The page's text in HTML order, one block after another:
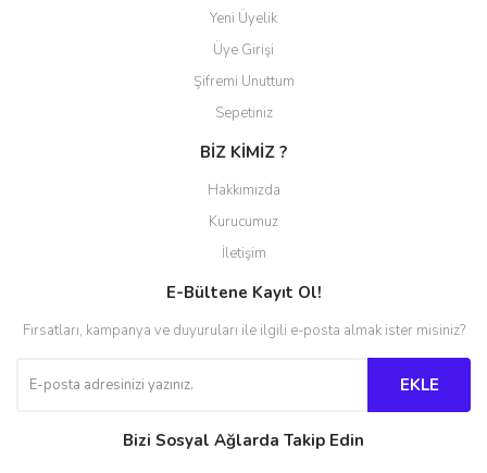
Yeni Üyelik
Üye Girişi
Şifremi Unuttum
Sepetiniz
BİZ KİMİZ ?
Hakkımızda
Kurucumuz
İletişim
E-Bültene Kayıt Ol!
Fırsatları, kampanya ve duyuruları ile ilgili e-posta almak ister misiniz?
EKLE
Bizi Sosyal Ağlarda Takip Edin